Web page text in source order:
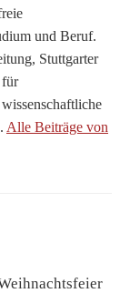
und Beruf.
Stuttgarter
für
Alle Beiträge von